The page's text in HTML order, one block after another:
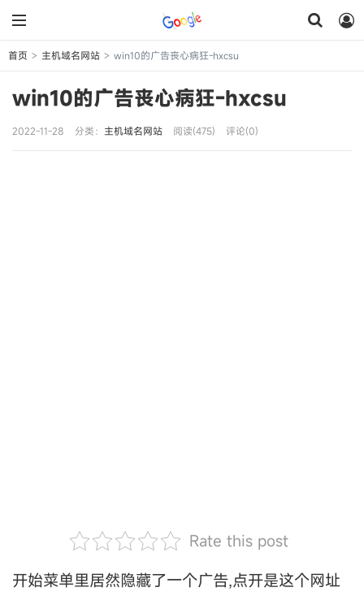
首页 > 主机域名网站 > win10的广告丧心病狂-hxcsu
win10的广告丧心病狂-hxcsu
2022-11-28 分类： 主机域名网站 阅读(475) 评论(0)
Rate this post
开始菜单里居然隐藏了一个广告,点开是这个网址